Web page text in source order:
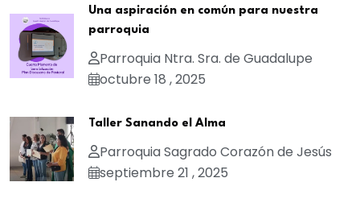
Una aspiración en común para nuestra
parroquia
Parroquia Ntra. Sra. de Guadalupe
octubre 18 , 2025
Taller Sanando el Alma
Parroquia Sagrado Corazón de Jesús
septiembre 21 , 2025